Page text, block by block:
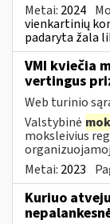
Metai: 2024
vienkartinių
padaryta žala
VMI kviečia
vertingus
Web turinio
Valstybinė
moksleivius
Metai: 2023
Kuriuo